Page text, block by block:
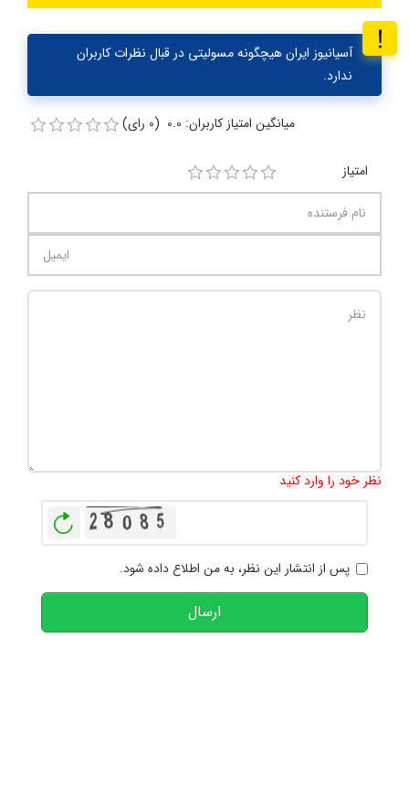
آسیانیوز ایران هیچگونه مسولیتی در قبال نظرات کاربران
ندارد.
میانگین امتیاز کاربران: 0.0 (0 رای)
امتیاز
نظر خود را وارد کنید
پس از انتشار این نظر، به من اطلاع داده شود.
ارسال